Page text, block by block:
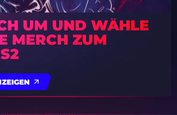
UM UND WÄHLE
MERCH ZUM